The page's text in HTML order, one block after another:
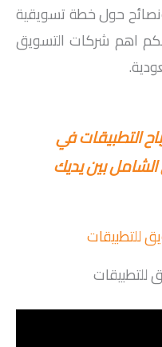
حول خطة تسويقية
لكم اهم شركات التسويق
التطبيقات في
الشامل بين يديك